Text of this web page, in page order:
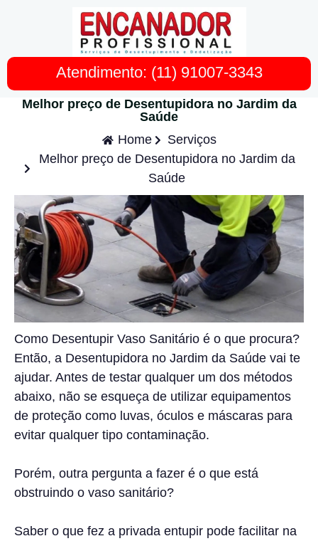
Atendimento: (11) 91007-3343
Melhor preço de Desentupidora no Jardim da
Saúde
Home
Serviços
Melhor preço de Desentupidora no Jardim da
Saúde
Como Desentupir Vaso Sanitário é o que procura?
Então, a Desentupidora no Jardim da Saúde vai te
ajudar. Antes de testar qualquer um dos métodos
abaixo, não se esqueça de utilizar equipamentos
de proteção como luvas, óculos e máscaras para
evitar qualquer tipo contaminação.
Porém, outra pergunta a fazer é o que está
obstruindo o vaso sanitário?
Saber o que fez a privada entupir pode facilitar na